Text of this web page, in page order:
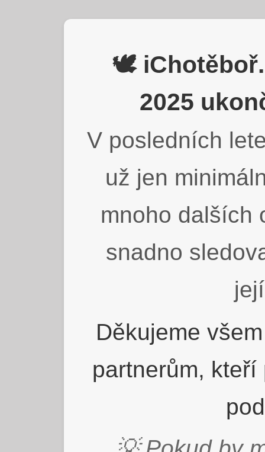
🕊️
2025
V posledních
už jen
mnoho dalších
snadno
Děkujeme
partnerům,